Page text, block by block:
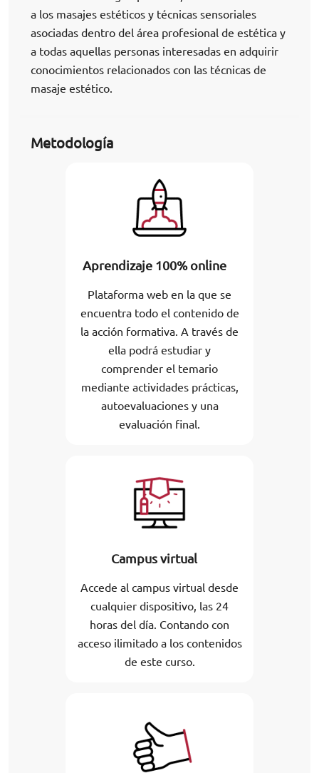
a los masajes estéticos y técnicas sensoriales
asociadas dentro del área profesional de estética y
a todas aquellas personas interesadas en adquirir
conocimientos relacionados con las técnicas de
masaje estético.
Metodología
Aprendizaje 100% online
Plataforma web en la que se
encuentra todo el contenido de
la acción formativa. A través de
ella podrá estudiar y
comprender el temario
mediante actividades prácticas,
autoevaluaciones y una
evaluación final.
Campus virtual
Accede al campus virtual desde
cualquier dispositivo, las 24
horas del día. Contando con
acceso ilimitado a los contenidos
de este curso.